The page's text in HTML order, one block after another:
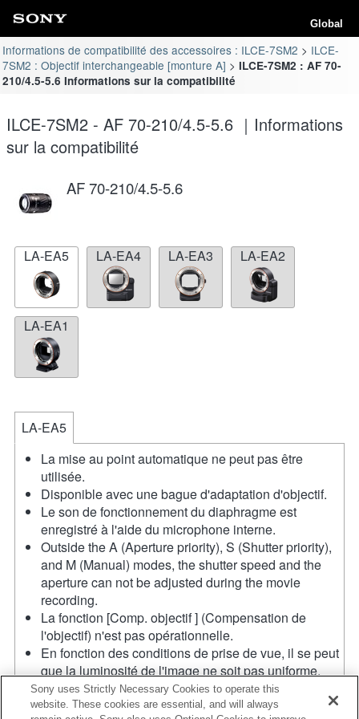
Global
Informations de compatibilité des accessoires : ILCE-7SM2
ILCE-
7SM2 : Objectif interchangeable [monture A]
ILCE-7SM2 : AF 70-
210/4.5-5.6 Informations sur la compatibilité
ILCE-7SM2 - AF 70-210/4.5-5.6 ｜Informations
sur la compatibilité
AF 70-210/4.5-5.6
LA-EA5 LA-EA4 LA-EA3 LA-EA2
LA-EA1
LA-EA5
La mise au point automatique ne peut pas être
utilisée.
Disponible avec une bague d'adaptation d'objectif.
Le son de fonctionnement du diaphragme est
enregistré à l'aide du microphone interne.
Outside the A (Aperture priority), S (Shutter priority),
and M (Manual) modes, the shutter speed and the
aperture can not be adjusted during the movie
recording.
La fonction [Comp. objectif ] (Compensation de
l'objectif) n'est pas opérationnelle.
En fonction des conditions de prise de vue, il se peut
que la luminosité de l'image ne soit pas uniforme.
Réglez la fonction [Obturat. à rideaux avant] sur [Off].
Si vous fixez l'objectif à monture A à l'aide de
Sony uses Strictly Necessary Cookies to operate this
website. These cookies are essential, and will always